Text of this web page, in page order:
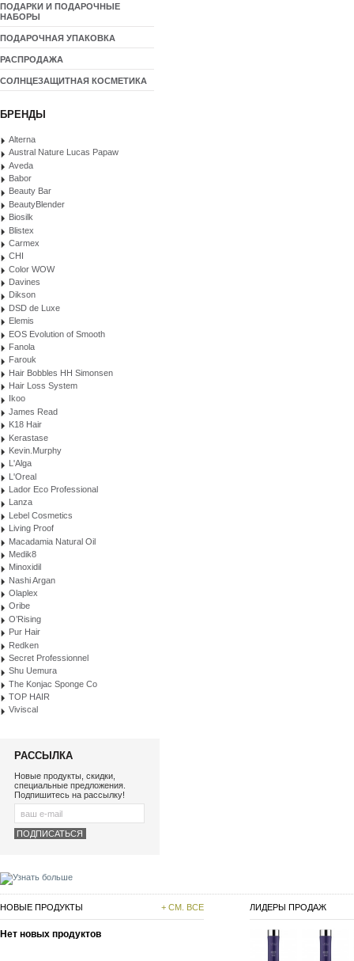
ПОДАРКИ И ПОДАРОЧНЫЕ
НАБОРЫ
ПОДАРОЧНАЯ УПАКОВКА
РАСПРОДАЖА
СОЛНЦЕЗАЩИТНАЯ КОСМЕТИКА
БРЕНДЫ
Alterna
Austral Nature Lucas Papaw
Aveda
Babor
Beauty Bar
BeautyBlender
Biosilk
Blistex
Carmex
CHI
Color WOW
Davines
Dikson
DSD de Luxe
Elemis
EOS Evolution of Smooth
Fanola
Farouk
Hair Bobbles HH Simonsen
Hair Loss System
Ikoo
James Read
K18 Hair
Kerastase
Kevin.Murphy
L'Alga
L'Oreal
Lador Eco Professional
Lanza
Lebel Cosmetics
Living Proof
Macadamia Natural Oil
Medik8
Minoxidil
Nashi Argan
Olaplex
Oribe
O’Rising
Pur Hair
Redken
Secret Professionnel
Shu Uemura
The Konjac Sponge Co
TOP HAIR
Viviscal
РАССЫЛКА
Новые продукты, скидки,
специальные предложения.
Подпишитесь на рассылку!
НОВЫЕ ПРОДУКТЫ + СМ. ВСЕ
Нет новых продуктов
ЛИДЕРЫ ПРОДАЖ